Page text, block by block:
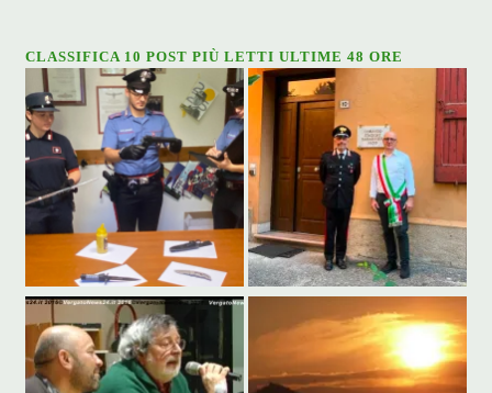
CLASSIFICA 10 POST PIÙ LETTI ULTIME 48 ORE